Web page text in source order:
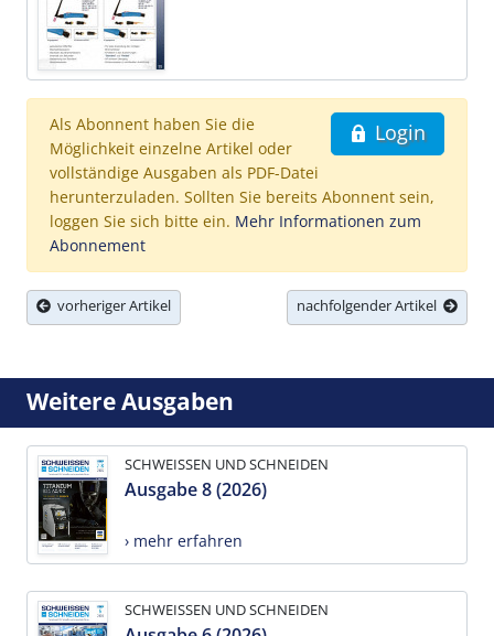
Login
Als Abonnent haben Sie die
Möglichkeit einzelne Artikel oder
vollständige Ausgaben als PDF-Datei
herunterzuladen. Sollten Sie bereits Abonnent sein,
loggen Sie sich bitte ein. Mehr Informationen zum
Abonnement
vorheriger Artikel nachfolgender Artikel
Weitere Ausgaben
SCHWEISSEN UND SCHNEIDEN
Ausgabe 8 (2026)
› mehr erfahren
SCHWEISSEN UND SCHNEIDEN